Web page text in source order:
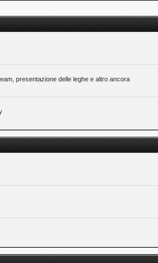
presentazione delle leghe e altro ancora